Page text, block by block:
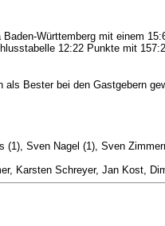
Württemberg mit einem
12:22 Punkte mit
Bester bei den Gastgebern
(1), Sven Nagel (1), Sven
Karsten Schreyer, Jan Kost,